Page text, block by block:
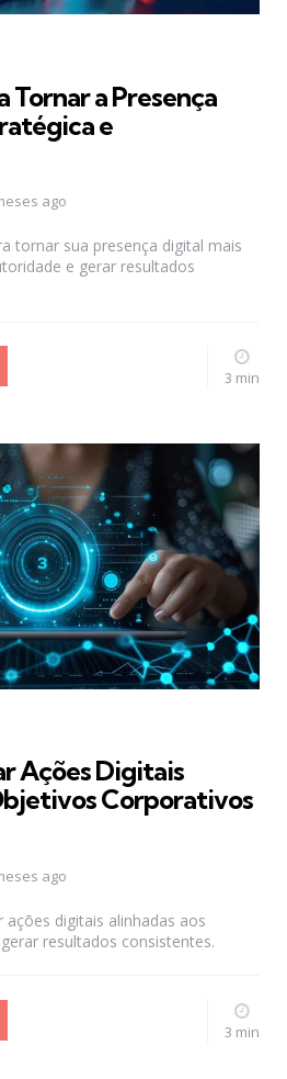
Tornar a Presença
e
ago
tornar sua presença digital mais
e gerar resultados
3 min
Ações Digitais
Corporativos
ago
digitais alinhadas aos
resultados consistentes.
3 min